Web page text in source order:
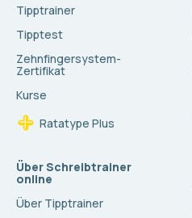
Tipptrainer
Tipptest
Zehnfingersystem-
Zertifikat
Kurse
Ratatype Plus
Über Schreibtrainer
online
Über Tipptrainer